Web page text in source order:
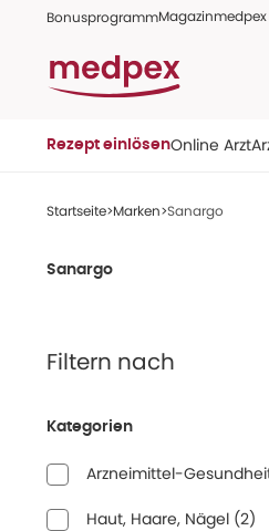
BonusprogrammMagazin
Rezept einlösenOnline Arzt
Startseite Marken Sanargo
Sanargo
Filtern nach
Kategorien
Arzneimittel-
Haut, Haare, Nägel (2)